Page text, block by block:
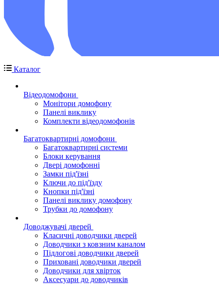
Каталог
Відеодомофони
Монітори домофону
Панелі виклику
Комплекти відеодомофонів
Багатоквартирні домофони
Багатоквартирні системи
Блоки керування
Двері домофонні
Замки під'їзні
Ключи до під'їзду
Кнопки під'їзні
Панелі виклику домофону
Трубки до домофону
Доводжувачі дверей
Класичні доводчики дверей
Доводчики з ковзним каналом
Підлогові доводчики дверей
Приховані доводчики дверей
Доводчики для хвірток
Аксесуари до доводчиків